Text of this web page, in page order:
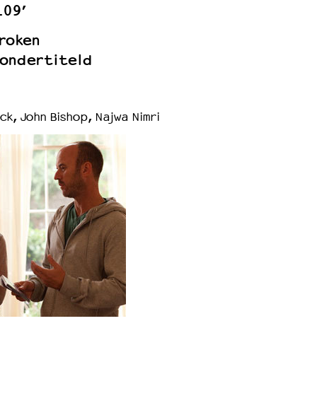
ondertiteld
John Bishop, Najwa Nimri